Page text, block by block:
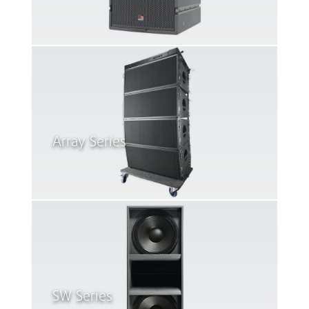
Array Series
SW Series